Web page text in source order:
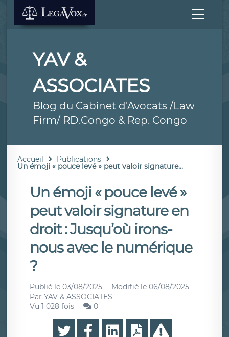
YAV &
ASSOCIATES
Blog du Cabinet d'Avocats /Law
Firm/ RD.Congo & Rep. Congo
Accueil Publications
Un émoji « pouce levé » peut valoir signature...
Un émoji « pouce levé »
peut valoir signature en
droit : Jusqu’où irons-
nous avec le numérique
?
Publié le 03/08/2025 Modifié le 06/08/2025
Par YAV & ASSOCIATES
Vu 1 028 fois
0